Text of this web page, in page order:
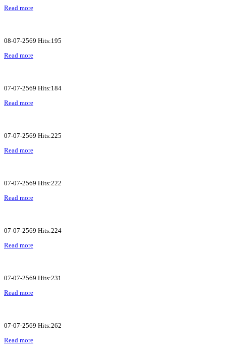
Read more
08-07-2569 Hits:195
Read more
07-07-2569 Hits:184
Read more
07-07-2569 Hits:225
Read more
07-07-2569 Hits:222
Read more
07-07-2569 Hits:224
Read more
07-07-2569 Hits:231
Read more
07-07-2569 Hits:262
Read more